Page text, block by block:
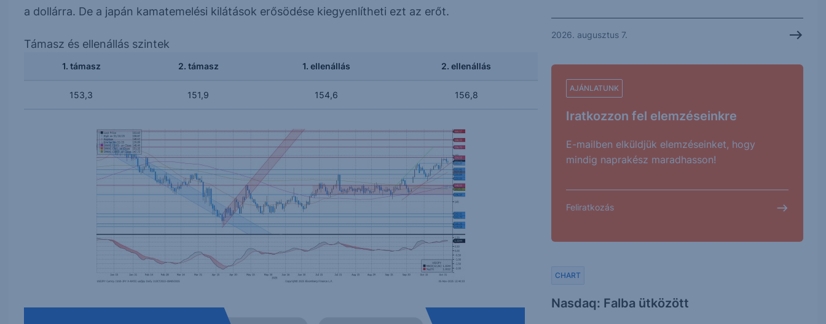
a dollárra. De a japán kamatemelési kilátások erősödése kiegyenlítheti ezt az erőt.
Támasz és ellenállás szintek
1. támasz 2. támasz 1. ellenállás 2. ellenállás
153,3 151,9 154,6 156,8
2026. augusztus 7.
AJÁNLATUNK
Iratkozzon fel elemzéseinkre
E-mailben elküldjük elemzéseinket, hogy
mindig naprakész maradhasson!
Feliratkozás
Nasdaq: Falba ütközött
CHART